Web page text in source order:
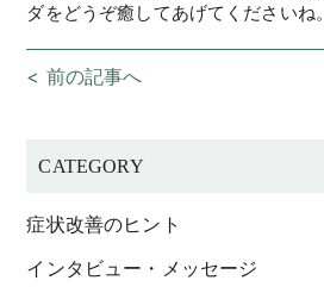
ダをどうぞ癒してあげてくださいね。
< 前の記事へ
CATEGORY
症状改善のヒント
インタビュー・メッセージ